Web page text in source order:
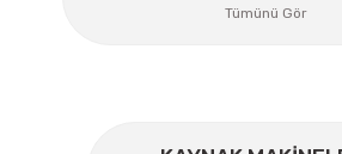
Gönder
Tümünü Gör